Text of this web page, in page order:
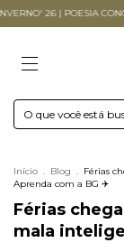
CONCRETA
Início . Blog . Férias
Aprenda com a BG ✈️
Férias
mala